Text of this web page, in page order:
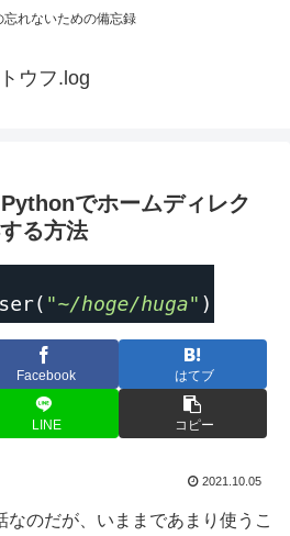
忘れないための備忘録
トウフ.log
でホームディレク
る方法
Facebook はてブ
LINE コピー
2021.10.05
のだが、いままであまり使うこ